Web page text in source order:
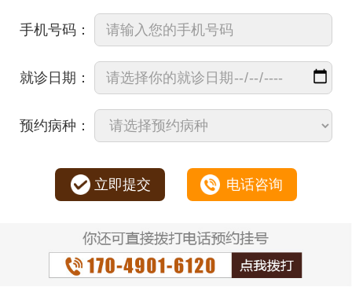
手机号码：
就诊日期：
预约病种：
立即提交 电话咨询